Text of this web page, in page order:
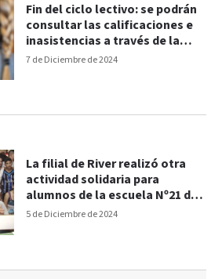
7 de Diciembre de 2024
Fin del ciclo lectivo: se podrán
consultar las calificaciones e
inasistencias a través de la
Libreta Digital
5 de Diciembre de 2024
La filial de River realizó otra
actividad solidaria para
alumnos de la escuela Nº21 de
Educación Integral